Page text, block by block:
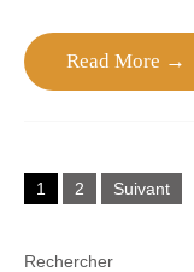
Read More →
Pagination
des
publications
1 2 Suivant
Rechercher